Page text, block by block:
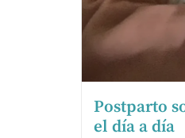
Postparto
el día a día